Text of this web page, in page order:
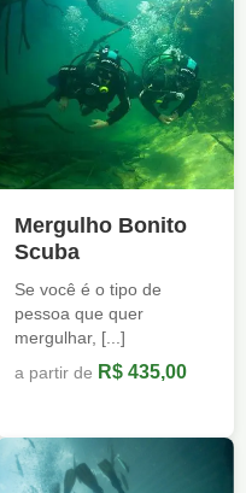
Mergulho Bonito
Scuba
Se você é o tipo de
pessoa que quer
mergulhar, [...]
a partir de R$ 435,00